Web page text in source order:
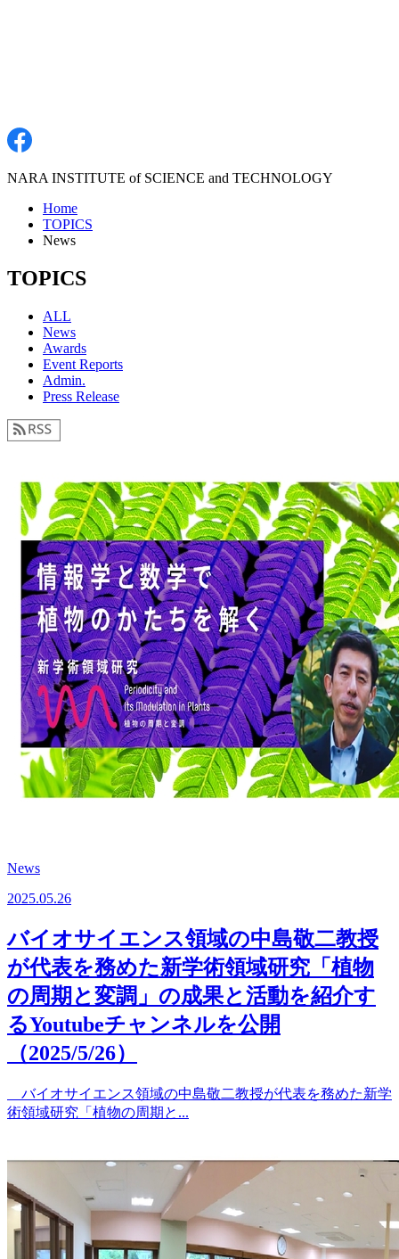
NARA INSTITUTE of SCIENCE and TECHNOLOGY
Home
TOPICS
News
TOPICS
ALL
News
Awards
Event Reports
Admin.
Press Release
News
2025.05.26
バイオサイエンス領域の中島敬二教授
が代表を務めた新学術領域研究「植物
の周期と変調」の成果と活動を紹介す
るYoutubeチャンネルを公開
（2025/5/26）
バイオサイエンス領域の中島敬二教授が代表を務めた新学
術領域研究「植物の周期と...